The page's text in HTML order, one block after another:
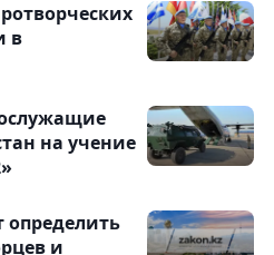
в
на учение
определить
и